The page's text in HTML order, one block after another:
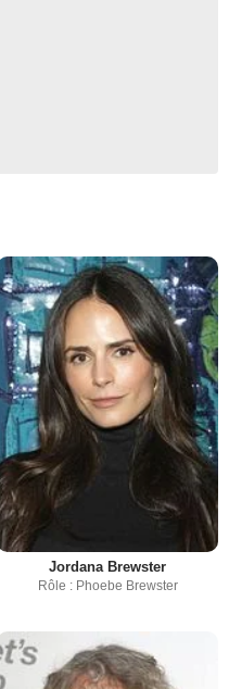
Jordana Brewster
Rôle : Phoebe Brewster